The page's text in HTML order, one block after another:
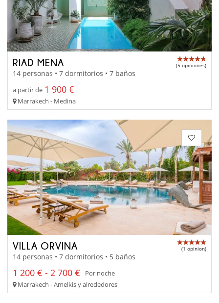
RIAD MENA (5 opiniones)
14 personas • 7 dormitorios • 7 baños
a partir de 1 900 €
Marrakech - Medina
VILLA ORVINA (1 opinion)
14 personas • 7 dormitorios • 5 baños
1 200 € - 2 700 €
Por noche
Marrakech - Amelkis y alrededores